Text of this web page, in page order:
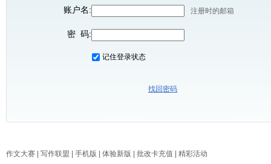
账户名: 注册时的邮箱
密 码:
记住登录状态
找回密码
作文大赛 写作联盟 手机版 体验新版 批改卡充值
精彩活动